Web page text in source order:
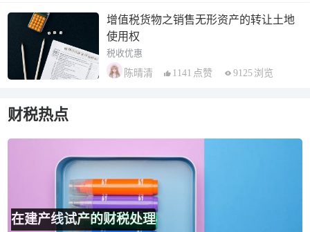
增值税货物之销售无形资产的转让土地
使用权
税收优惠
陈晴清
1141 点赞 9125 浏览
财税热点
在建产线试产的财税处理